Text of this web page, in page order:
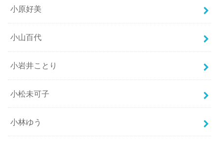
小原好美
小山百代
小岩井ことり
小松未可子
小林ゆう